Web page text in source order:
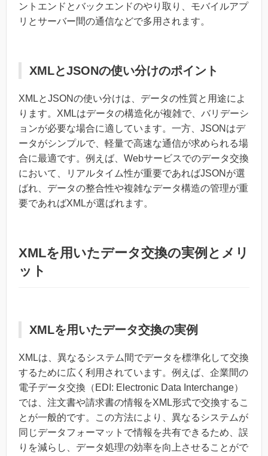
ントエンドとバックエンドのやり取り、モバイルアプ
リとサーバー間の通信などで多用されます。
XMLとJSONの使い分けのポイント
XMLとJSONの使い分けは、データの性質と用途によ
ります。XMLはデータの構造化が複雑で、バリデーシ
ョンが必要な場合に適しています。一方、JSONはデ
ータがシンプルで、軽量で高速な通信が求められる場
合に最適です。例えば、Webサービスでのデータ交換
において、リアルタイム性が重要であればJSONが選
ばれ、データの整合性や複雑なデータ構造の管理が重
要であればXMLが選ばれます。
XMLを用いたデータ交換の実例とメリ
ット
XMLを用いたデータ交換の実例
XMLは、異なるシステム間でデータを標準化して交換
するために広く利用されています。例えば、企業間の
電子データ交換（EDI: Electronic Data Interchange）
では、注文書や請求書の情報をXML形式で交換するこ
とが一般的です。この方法により、異なるシステムが
同じデータフォーマットで情報を共有できるため、誤
りを減らし、データ処理の効率を向上させることがで